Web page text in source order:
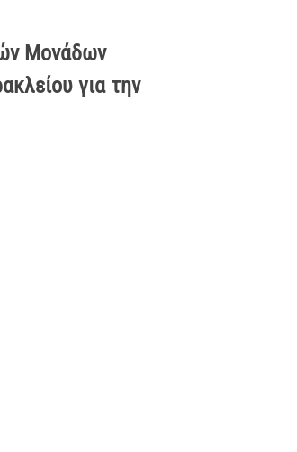
Μονάδων
για την